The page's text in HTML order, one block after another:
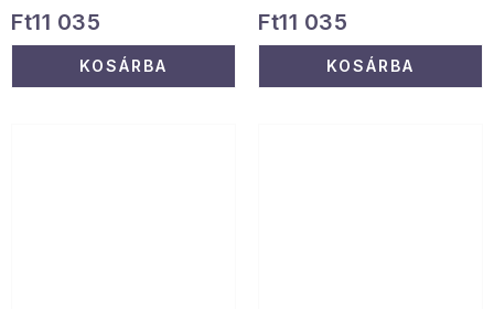
Ft11 035
KOSÁRBA
Ft11 035
KOSÁRBA